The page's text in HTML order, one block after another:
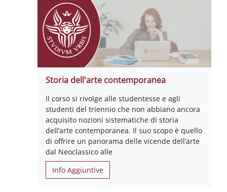
Storia dell'arte contemporanea
Il corso si rivolge alle studentesse e agli
studenti del triennio che non abbiano ancora
acquisito nozioni sistematiche di storia
dell’arte contemporanea. Il suo scopo è quello
di offrire un panorama delle vicende dell’arte
dal Neoclassico alle
Info Aggiuntive